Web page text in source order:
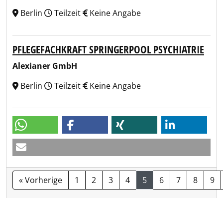
Berlin
Teilzeit Keine Angabe
PFLEGEFACHKRAFT SPRINGERPOOL PSYCHIATRIE
Alexianer GmbH
Berlin
Teilzeit Keine Angabe
« Vorherige 1 2 3 4 5 6 7 8 9